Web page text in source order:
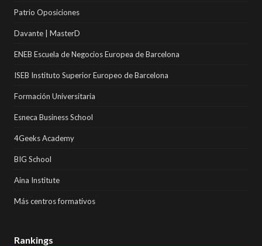
Patrio Oposiciones
Davante | MasterD
ENEB Escuela de Negocios Europea de Barcelona
ISEB Instituto Superior Europeo de Barcelona
Formación Universitaria
Esneca Business School
4Geeks Academy
BIG School
Aina Institute
Más centros formativos
Rankings